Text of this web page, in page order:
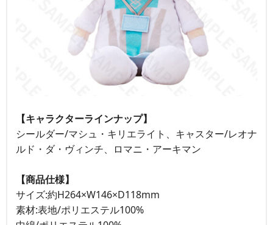
【キャラクターラインナップ】
シールダー/マシュ・キリエライト、キャスター/レオナ
ルド・ダ・ヴィンチ、ロマニ・アーキマン
【商品仕様】
サイズ:約H264×W146×D118mm
素材:表地/ポリエステル100%